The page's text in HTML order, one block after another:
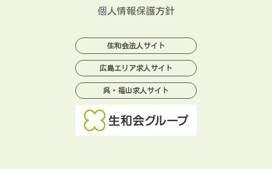
個人情報保護方針
生和会法人サイト
広島エリア求人サイト
呉・福山求人サイト